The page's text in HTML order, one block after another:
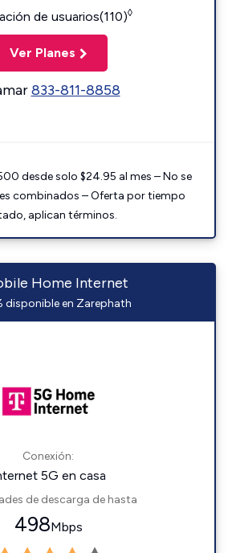
de usuarios(110)◊
Ver Planes
833-811-8858
desde solo $24.95 al mes – No se
combinados – Oferta por tiempo
aplican términos.
Home Internet
disponible en Zarephath
Conexión:
5G en casa
de descarga de hasta
498Mbps